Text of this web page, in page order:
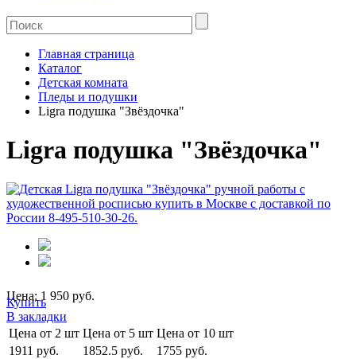
Главная страница
Каталог
Детская комната
Пледы и подушки
Ligra подушка "Звёздочка"
Ligra подушка "Звёздочка"
Цена: 1 950 руб.
Купить
В закладки
Цена от 2 шт Цена от 5 шт Цена от 10 шт
1911 руб.
1852.5 руб.
1755 руб.